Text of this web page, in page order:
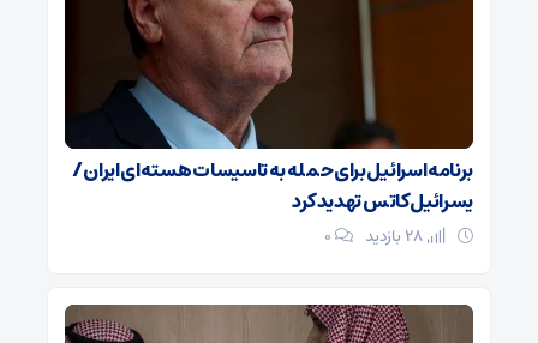
برنامه اسرائیل برای حمله به تاسیسات هسته‌ای ایران /
یسرائیل کاتس تهدید کرد
۰